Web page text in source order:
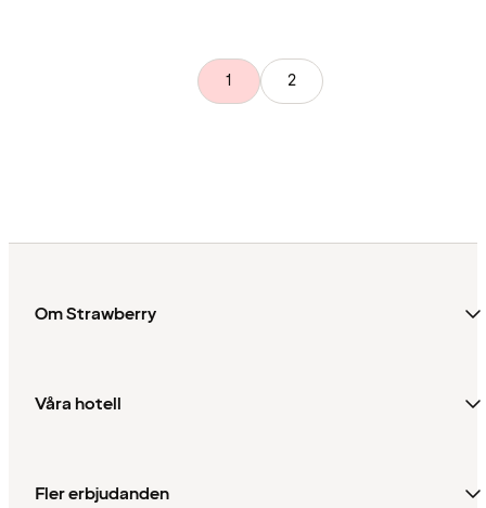
1 2
Om Strawberry
Våra hotell
Fler erbjudanden